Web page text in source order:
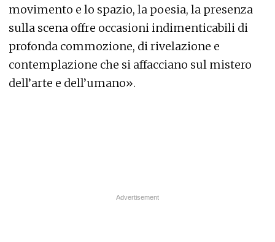
movimento e lo spazio, la poesia, la presenza
sulla scena offre occasioni indimenticabili di
profonda commozione, di rivelazione e
contemplazione che si affacciano sul mistero
dell’arte e dell’umano».